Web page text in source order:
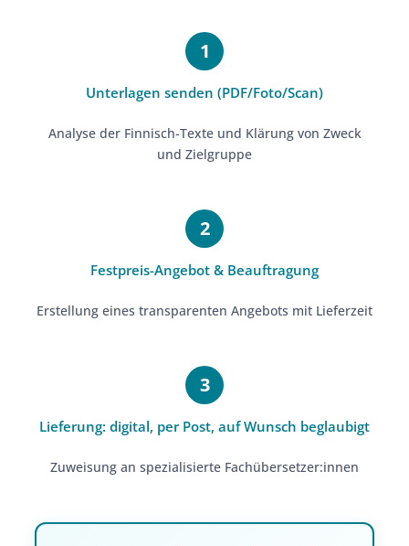
Unterlagen senden (PDF/Foto/Scan)
Analyse der Finnisch-Texte und Klärung von Zweck
und Zielgruppe
Festpreis-Angebot & Beauftragung
Erstellung eines transparenten Angebots mit Lieferzeit
Lieferung: digital, per Post, auf Wunsch beglaubigt
Zuweisung an spezialisierte Fachübersetzer:innen